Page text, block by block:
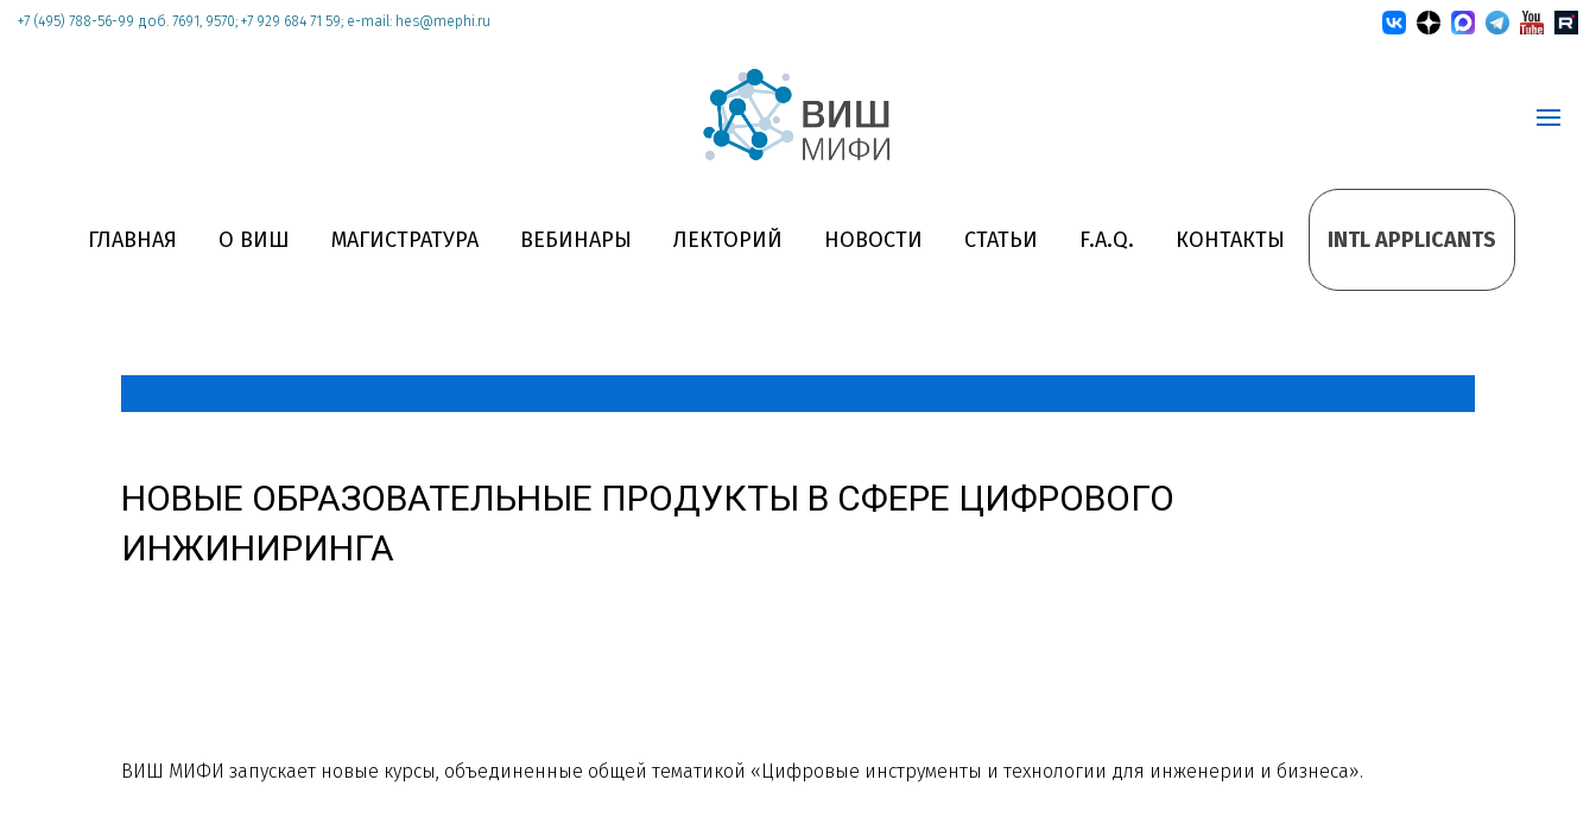
+7 (495) 788-56-99 доб. 7691, 9570; +7 929 684 71 59; e-mail: hes@mephi.ru
ГЛАВНАЯ О ВИШ МАГИСТРАТУРА ВЕБИНАРЫ ЛЕКТОРИЙ НОВОСТИ СТАТЬИ F.A.Q. КОНТАКТЫ INTL APPLICANTS
НОВЫЕ ОБРАЗОВАТЕЛЬНЫЕ ПРОДУКТЫ В СФЕРЕ ЦИФРОВОГО
ИНЖИНИРИНГА
ВИШ МИФИ запускает новые курсы, объединенные общей тематикой «Цифровые инструменты и технологии для инженерии и бизнеса».